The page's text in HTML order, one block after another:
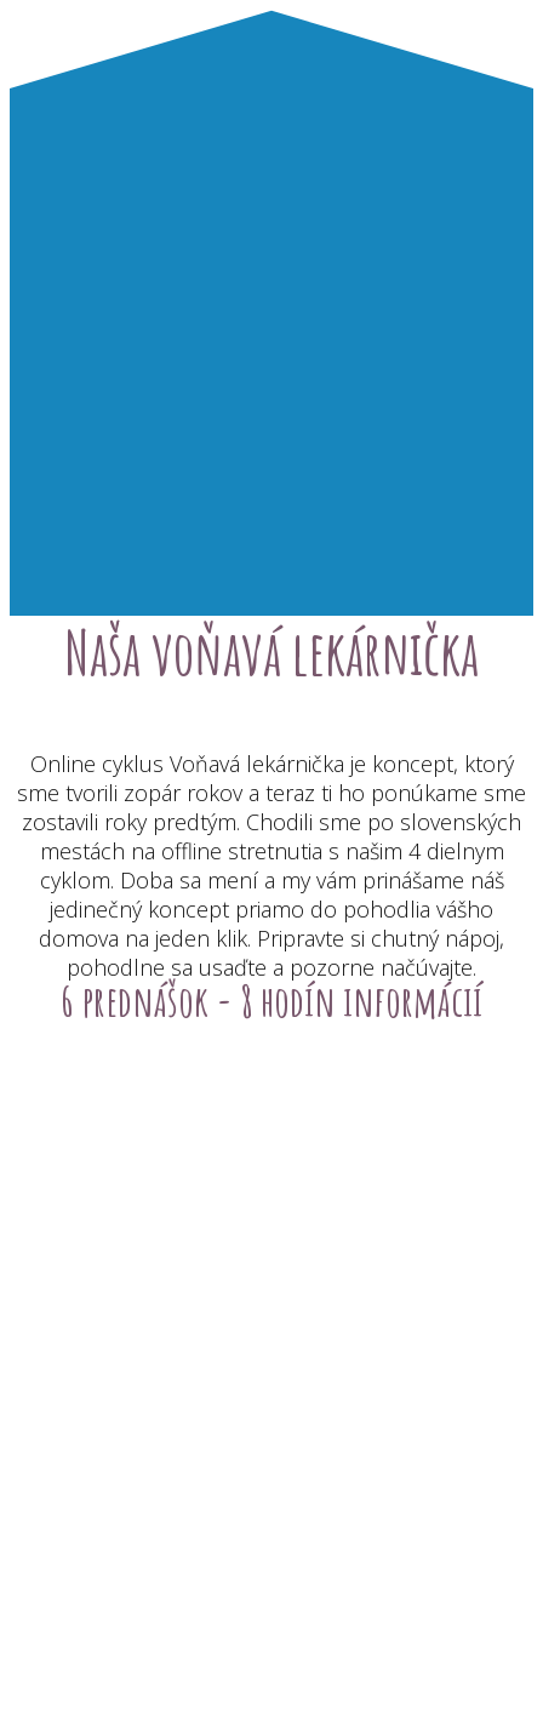
Naša voňavá lekárnička
Online cyklus Voňavá lekárnička je koncept, ktorý
sme tvorili zopár rokov a teraz ti ho ponúkame sme
zostavili roky predtým. Chodili sme po slovenských
mestách na offline stretnutia s našim 4 dielnym
cyklom. Doba sa mení a my vám prinášame náš
jedinečný koncept priamo do pohodlia vášho
domova na jeden klik. Pripravte si chutný nápoj,
pohodlne sa usaďte a pozorne načúvajte.
6 prednášok - 8 hodín informácií